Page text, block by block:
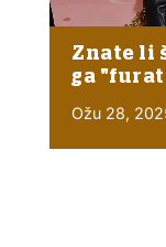
Znate li
ga
Ožu 28,